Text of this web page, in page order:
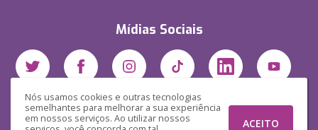
Nós usamos cookies e outras tecnologias
semelhantes para melhorar a sua experiência
em nossos serviços. Ao utilizar nossos
ACEITO
Mídias Sociais